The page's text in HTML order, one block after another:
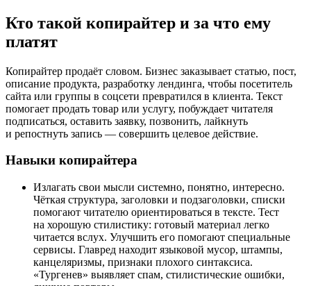
Кто такой копирайтер и за что ему
платят
Копирайтер продаёт словом. Бизнес заказывает статью, пост,
описание продукта, разработку лендинга, чтобы посетитель
сайта или группы в соцсети превратился в клиента. Текст
помогает продать товар или услугу, побуждает читателя
подписаться, оставить заявку, позвонить, лайкнуть
и репостнуть запись — совершить целевое действие.
Навыки копирайтера
Излагать свои мысли системно, понятно, интересно.
Чёткая структура, заголовки и подзаголовки, списки
помогают читателю ориентироваться в тексте. Тест
на хорошую стилистику: готовый материал легко
читается вслух. Улучшить его помогают специальные
сервисы. Главред находит языковой мусор, штампы,
канцеляризмы, признаки плохого синтаксиса.
«Тургенев» выявляет спам, стилистические ошибки,